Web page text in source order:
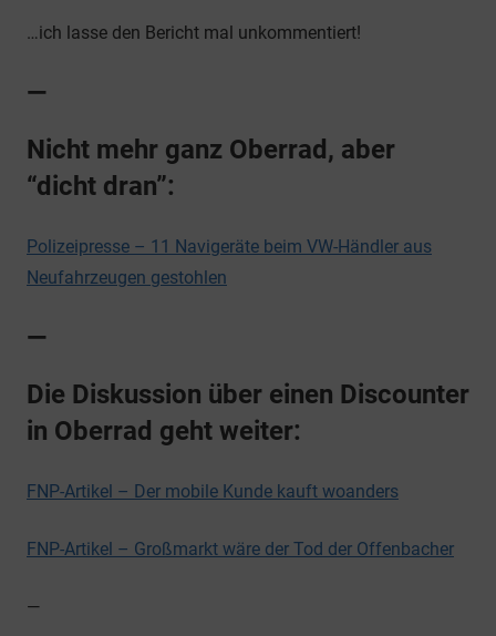
…ich lasse den Bericht mal unkommentiert!
—
Nicht mehr ganz Oberrad, aber
“dicht dran”:
Polizeipresse – 11 Navigeräte beim VW-Händler aus
Neufahrzeugen gestohlen
—
Die Diskussion über einen Discounter
in Oberrad geht weiter:
FNP-Artikel – Der mobile Kunde kauft woanders
FNP-Artikel – Großmarkt wäre der Tod der Offenbacher
—